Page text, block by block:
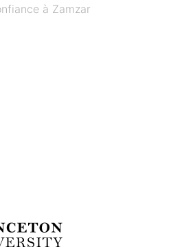
à Zamzar